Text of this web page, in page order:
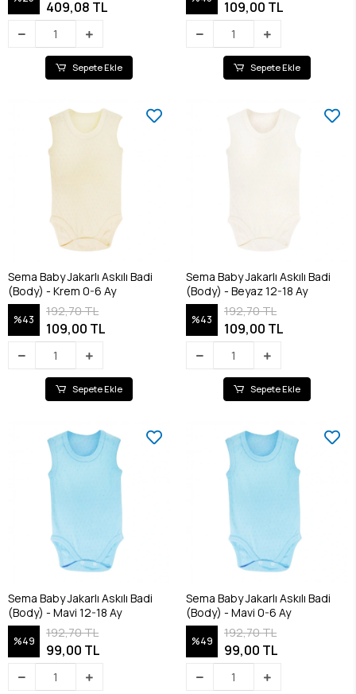
409,08 TL
Sepete Ekle
109,00 TL
Sepete Ekle
Sema Baby Jakarlı Askılı Badi
(Body) - Krem 0-6 Ay
%43
192,70 TL
109,00 TL
Sepete Ekle
Sema Baby Jakarlı Askılı Badi
(Body) - Beyaz 12-18 Ay
%43
192,70 TL
109,00 TL
Sepete Ekle
Sema Baby Jakarlı Askılı Badi
(Body) - Mavi 12-18 Ay
%49
192,70 TL
99,00 TL
Sema Baby Jakarlı Askılı Badi
(Body) - Mavi 0-6 Ay
%49
192,70 TL
99,00 TL